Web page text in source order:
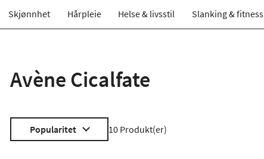
Skjønnhet Hårpleie Helse & livsstil Slanking & fitness
Avène Cicalfate
Popularitet 10 Produkt(er)